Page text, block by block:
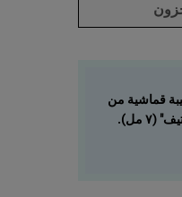
حقيبة قماشية من